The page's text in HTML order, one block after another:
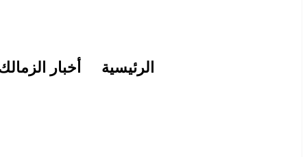
الرئيسية أخبار